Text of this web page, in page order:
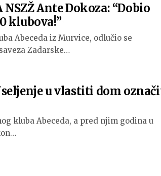
NSZŽ Ante Dokoza: “Dobio
klubova!”
Abeceda iz Murvice, odlučio se
Zadarske…
u vlastiti dom
kluba Abeceda, a pred njim godina u